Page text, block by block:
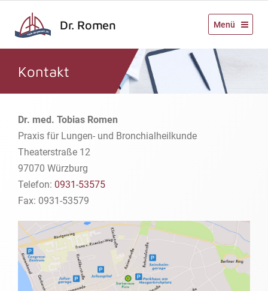
Menü
Dr. Romen
Kontakt
Dr. med. Tobias Romen
Praxis für Lungen- und Bronchialheilkunde
Theaterstraße 12
97070 Würzburg
Telefon: 0931-53575
Fax: 0931-53579